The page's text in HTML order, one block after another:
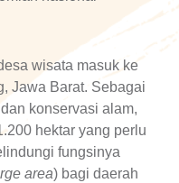
wisata masuk ke
Jawa Barat. Sebagai
konservasi alam,
hektar yang perlu
fungsinya
area) bagi daerah